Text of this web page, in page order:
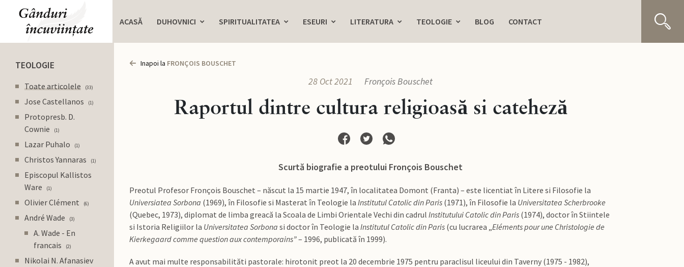
ACASĂ DUHOVNICI SPIRITUALITATEA ESEURI LITERATURA TEOLOGIE BLOG CONTACT
TEOLOGIE
Toate articolele 33
Jose Castellanos 1
Protopresb. D.
Cownie
1
Lazar Puhalo 1
Christos Yannaras 1
Episcopul Kallistos
Ware
1
Olivier Clément 6
André Wade 3
A. Wade - En
francais
2
Nikolai N. Afanasiev
Inapoi la FRONÇOIS BOUSCHET
28 Oct 2021 Fronçois Bouschet
Raportul dintre cultura religioasă si cateheză
Scurtă biografie a preotului Fronçois Bouschet
Preotul Profesor Fronçois Bouschet – născut la 15 martie 1947, în localitatea Domont (Franta) – este licentiat în Litere si Filosofie la
Universiatea Sorbona (1969), în Filosofie si Masterat în Teologie la Institutul Catolic din Paris (1971), în Filosofie la Universitatea Scherbrooke
(Quebec, 1973), diplomat de limba greacă la Scoala de Limbi Orientale Vechi din cadrul Institutului Catolic din Paris (1974), doctor în Stiintele
si Istoria Religiilor la Universitatea Sorbona si doctor în Teologie la Institutul Catolic din Paris (cu lucrarea „Eléments pour une Christologie de
Kierkegaard comme question aux contemporains”– 1996, publicată în 1999).
A avut mai multe responsabilităti pastorale: hirotonit preot la 20 decembrie 1975 pentru paraclisul liceului din Taverny (1975 - 1982),